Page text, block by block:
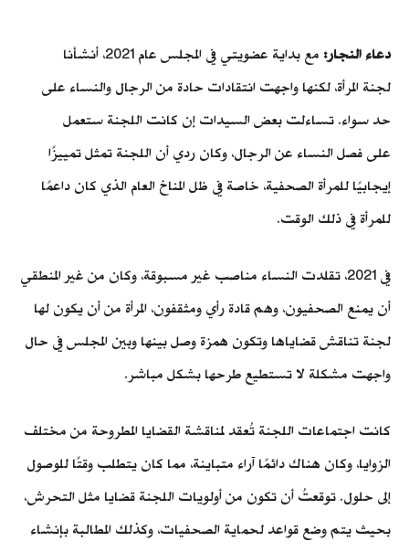
دعاء النجار:
مع بداية عضويتي في المجلس عام 2021، أنشأنا
لجنة المرأة، لكنها واجهت انتقادات حادة من الرجال والنساء على
حد سواء. تساءلت بعض السيدات إن كانت اللجنة ستعمل
على فصل النساء عن الرجال، وكان ردي أن اللجنة تمثل تمييزًا
إيجابيًا للمرأة الصحفية، خاصة في ظل المناخ العام الذي كان داعمًا
للمرأة في ذلك الوقت.
في 2021، تقلدت النساء مناصب غير مسبوقة، وكان من غير المنطقي
أن يمنع الصحفيون، وهم قادة رأي ومثقفون، المرأة من أن يكون لها
لجنة تناقش قضاياها وتكون همزة وصل بينها وبين المجلس في حال
واجهت مشكلة لا تستطيع طرحها بشكل مباشر.
كانت اجتماعات اللجنة تُعقد لمناقشة القضايا المطروحة من مختلف
الزوايا، وكان هناك دائمًا آراء متباينة، مما كان يتطلب وقتًا للوصول
إلى حلول. توقعتُ أن تكون من أولويات اللجنة قضايا مثل التحرش،
بحيث يتم وضع قواعد لحماية الصحفيات، وكذلك المطالبة بإنشاء